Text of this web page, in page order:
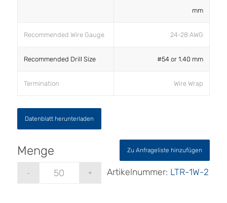
mm
Recommended Wire Gauge 24-28 AWG
Recommended Drill Size #54 or 1.40 mm
Termination Wire Wrap
Datenblatt herunterladen
Zu Anfrageliste hinzufügen
Artikelnummer: LTR-1W-2